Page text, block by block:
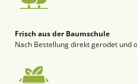
Frisch aus der Baumschule
Nach Bestellung direkt gerodet und